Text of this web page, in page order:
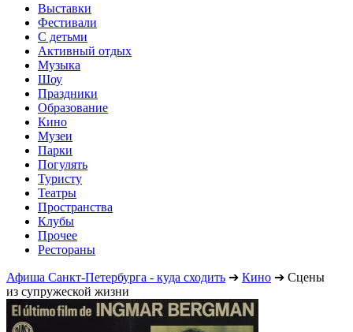
Выставки
Фестивали
С детьми
Активный отдых
Музыка
Шоу
Праздники
Образование
Кино
Музеи
Парки
Погулять
Туристу
Театры
Пространства
Клубы
Прочее
Рестораны
Афиша Санкт-Петербурга - куда сходить ➔ Кино ➔ Сцены
из супружеской жизни